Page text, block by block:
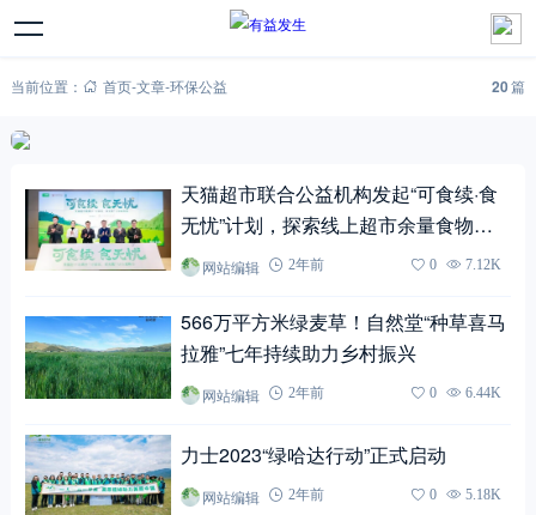
当前位置： 首页-文章-环保公益 20篇
天猫超市联合公益机构发起“可食续·食
无忧”计划，探索线上超市余量食物共
享模式
网站编辑 2年前 0 7.12K
566万平方米绿麦草！自然堂“种草喜马
拉雅”七年持续助力乡村振兴
网站编辑 2年前 0 6.44K
力士2023“绿哈达行动”正式启动
网站编辑 2年前 0 5.18K